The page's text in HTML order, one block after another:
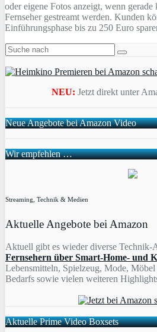
oder eigene Fotos anzeigt, wenn gerade
Fernseher gestreamt werden. Kunden
Einführungsphase bis zu 250 Euro
NEU: Jetzt direkt unter
Neue Angebote bei Amazon Video
Wir empfehlen …
Streaming, Technik & Medien
Aktuelle Angebote bei Amazon
Aktuell gibt es wieder diverse Technik-
Fernsehern über Smart-Home- und
Lebensmitteln, Spielzeug, Mode,
Bedarfs sowie vielen weiteren
Aktuelle Prime Video Boxsets